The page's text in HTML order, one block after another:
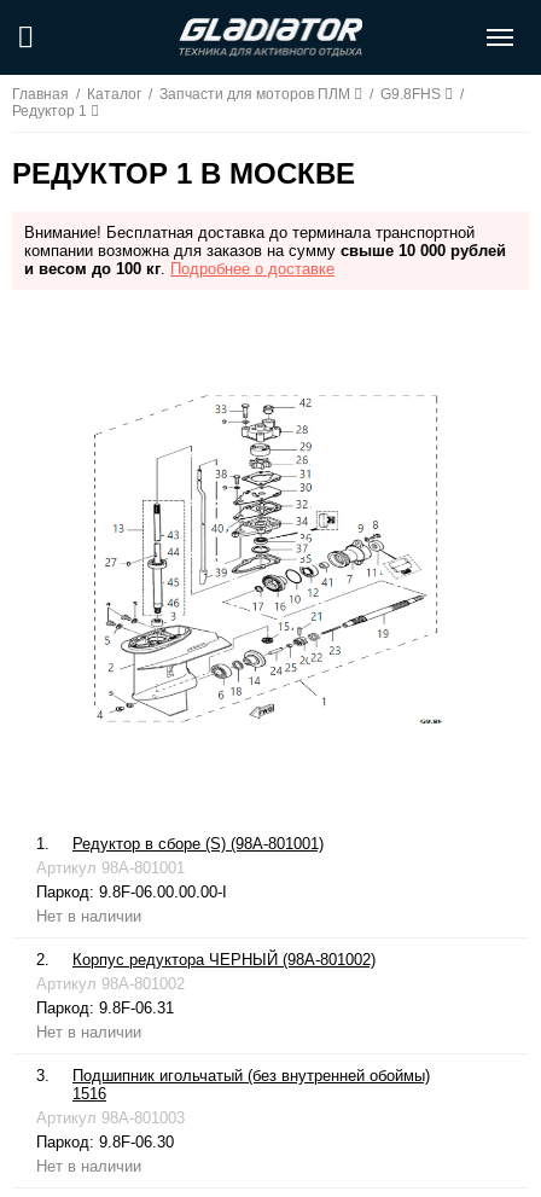
Главная / Каталог / Запчасти для моторов ПЛМ / G9.8FHS
/
Редуктор 1
РЕДУКТОР 1 В МОСКВЕ
Внимание! Бесплатная доставка до терминала транспортной
компании возможна для заказов на сумму свыше 10 000 рублей
и весом до 100 кг. Подробнее о доставке
1.
Редуктор в сборе (S) (98A-801001)
Артикул 98A-801001
Паркод: 9.8F-06.00.00.00-I
Нет в наличии
2.
Корпус редуктора ЧЕРНЫЙ (98A-801002)
Артикул 98A-801002
Паркод: 9.8F-06.31
Нет в наличии
3.
Подшипник игольчатый (без внутренней обоймы)
1516
Артикул 98A-801003
Паркод: 9.8F-06.30
Нет в наличии